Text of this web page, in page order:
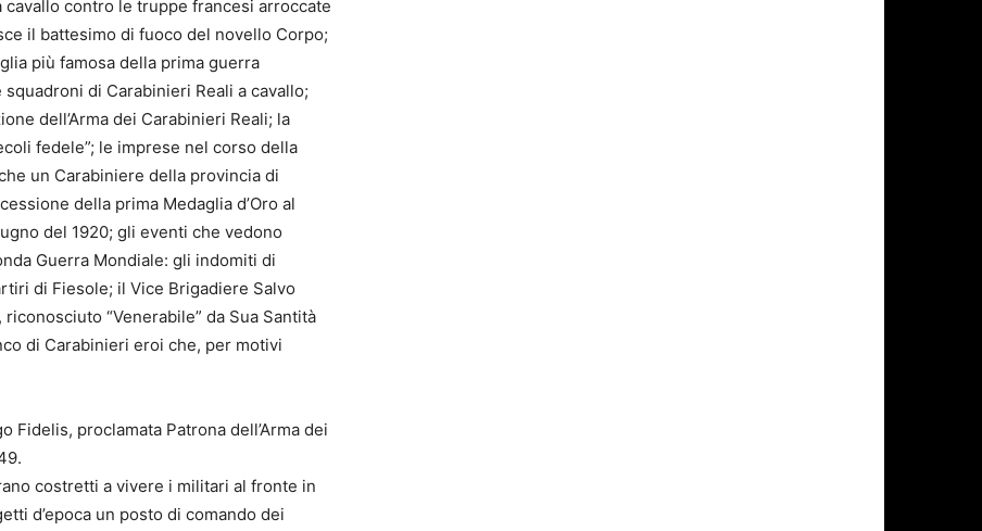
contro le truppe francesi arroccate
il battesimo di fuoco del novello Corpo;
più famosa della prima guerra
di Carabinieri Reali a cavallo;
dell’Arma dei Carabinieri Reali; la
fedele”; le imprese nel corso della
un Carabiniere della provincia di
della prima Medaglia d’Oro al
del 1920; gli eventi che vedono
Guerra Mondiale: gli indomiti di
di Fiesole; il Vice Brigadiere Salvo
riconosciuto “Venerabile” da Sua Santità
di Carabinieri eroi che, per motivi
Fidelis, proclamata Patrona dell’Arma dei
costretti a vivere i militari al fronte in
d’epoca un posto di comando dei